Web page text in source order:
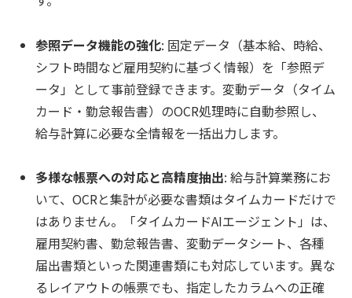
参照データ機能の強化: 固定データ（基本給、時給、
シフト時間など雇用契約に基づく情報）を「参照デ
ータ」として事前登録できます。変動データ（タイム
カード・勤怠報告書）のOCR処理時に自動参照し、
給与計算に必要な全情報を一括出力します。
多様な帳票への対応と高精度抽出: 給与計算業務にお
いて、OCRと集計が必要な書類はタイムカードだけで
はありません。「タイムカードAIエージェント」は、
雇用契約書、勤怠報告書、変動データシート、各種
届出書類といった関連書類にも対応しています。異な
るレイアウトの帳票でも、指定したカラムへの正確